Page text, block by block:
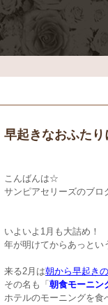
早起きなおふた
こんばんは☆
サンピアセリーズのブロ
いよいよ1月も大詰め！
年が明けてからあっとい
来る2月は朝から早起き
その名も「 朝食モーニン
ホテルのモーニングを食